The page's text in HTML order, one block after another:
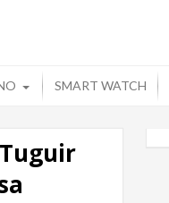
SMART WATCH